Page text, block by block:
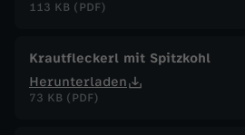
113 KB (PDF)
Krautfleckerl mit Spitzkohl
Herunterladen
73 KB (PDF)